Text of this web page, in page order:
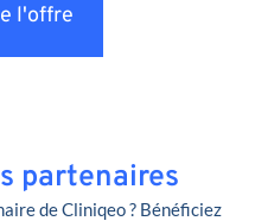
l'offre
partenaires
de Cliniqeo ? Bénéficiez